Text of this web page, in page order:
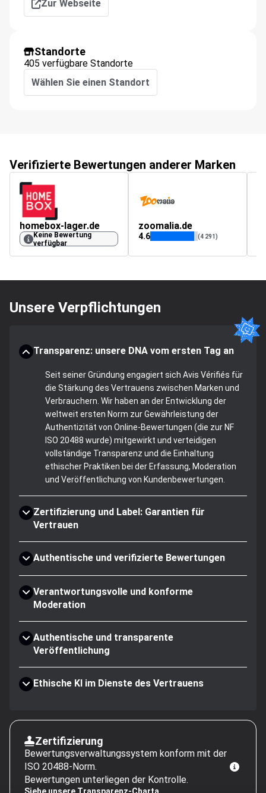
Zur Webseite
Standorte
405 verfügbare Standorte
Wählen Sie einen Standort
Verifizierte Bewertungen anderer Marken
homebox-lager.de
Keine Bewertung
verfügbar
zoomalia.de
4.6 (4 291)
Unsere Verpflichtungen
Transparenz: unsere DNA vom ersten Tag an
Seit seiner Gründung engagiert sich Avis Vérifiés für
die Stärkung des Vertrauens zwischen Marken und
Verbrauchern. Wir haben an der Entwicklung der
weltweit ersten Norm zur Gewährleistung der
Authentizität von Online-Bewertungen (die zur NF
ISO 20488 wurde) mitgewirkt und verteidigen
vollständige Transparenz und die Einhaltung
ethischer Praktiken bei der Erfassung, Moderation
und Veröffentlichung von Kundenbewertungen.
Zertifizierung und Label: Garantien für
Vertrauen
Authentische und verifizierte Bewertungen
Verantwortungsvolle und konforme
Moderation
Authentische und transparente
Veröffentlichung
Ethische KI im Dienste des Vertrauens
Zertifizierung
Bewertungsverwaltungssystem konform mit der
ISO 20488-Norm.
Bewertungen unterliegen der Kontrolle.